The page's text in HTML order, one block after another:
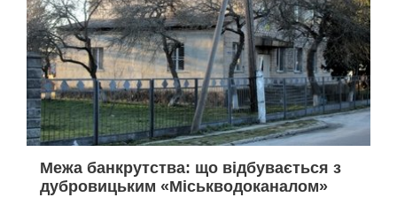
Межа банкрутства: що відбувається з
дубровицьким «Міськводоканалом»